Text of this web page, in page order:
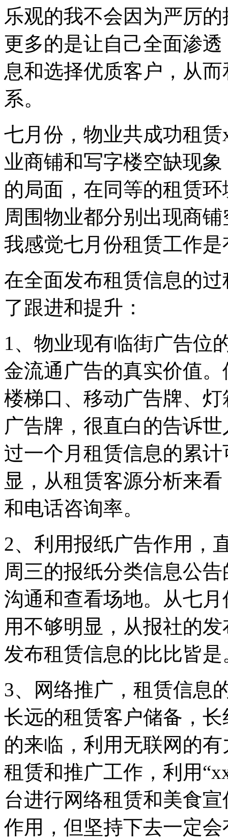
乐观的我不会因为严厉
更多的是让自己全面渗
息和选择优质客户，从
系。
七月份，物业共成功租
业商铺和写字楼空缺现
的局面，在同等的租赁
周围物业都分别出现商
我感觉七月份租赁工作
在全面发布租赁信息的
了跟进和提升：
1、物业现有临街广告位
金流通广告的真实价值
楼梯口、移动广告牌、
广告牌，很直白的告诉
过一个月租赁信息的累
显，从租赁客源分析来
和电话咨询率。
2、利用报纸广告作用，
周三的报纸分类信息公
沟通和查看场地。从七
用不够明显，从报社的
发布租赁信息的比比皆是
3、网络推广，租赁信息
长远的租赁客户储备，
的来临，利用无联网的
租赁和推广工作，利用
台进行网络租赁和美食
作用，但坚持下去一定